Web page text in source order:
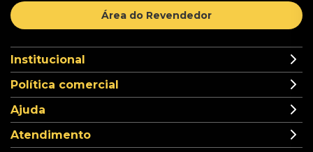
Área do Revendedor
Institucional
Política comercial
Ajuda
Atendimento